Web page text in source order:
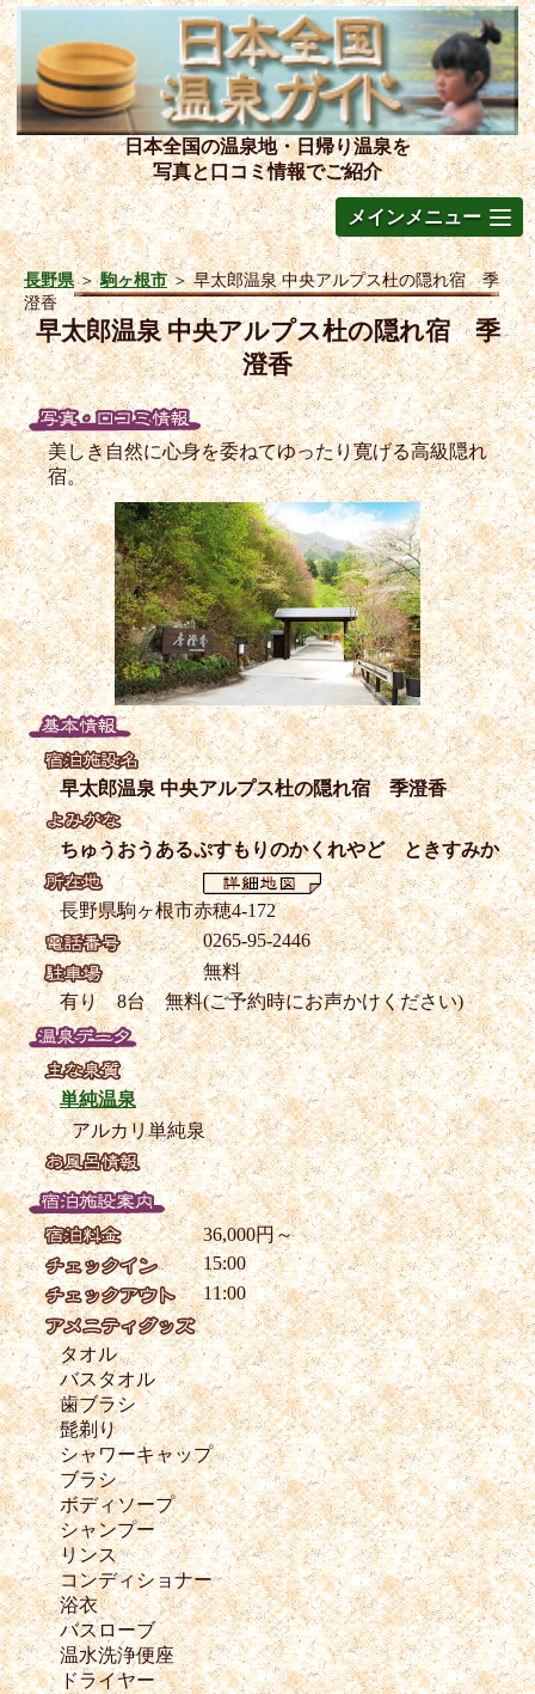
日本全国の温泉地・日帰り温泉を
写真と口コミ情報でご紹介
メインメニュー
長野県＞駒ヶ根市＞早太郎温泉 中央アルプス杜の隠れ宿 季
澄香
早太郎温泉 中央アルプス杜の隠れ宿 季
澄香
美しき自然に心身を委ねてゆったり寛げる高級隠れ
宿。
早太郎温泉 中央アルプス杜の隠れ宿 季澄香
ちゅうおうあるぷすもりのかくれやど ときすみか
長野県駒ヶ根市赤穂4-172
0265-95-2446
無料
有り 8台 無料(ご予約時にお声かけください)
単純温泉
アルカリ単純泉
36,000円～
15:00
11:00
タオル
バスタオル
歯ブラシ
髭剃り
シャワーキャップ
ブラシ
ボディソープ
シャンプー
リンス
コンディショナー
浴衣
バスローブ
温水洗浄便座
ドライヤー